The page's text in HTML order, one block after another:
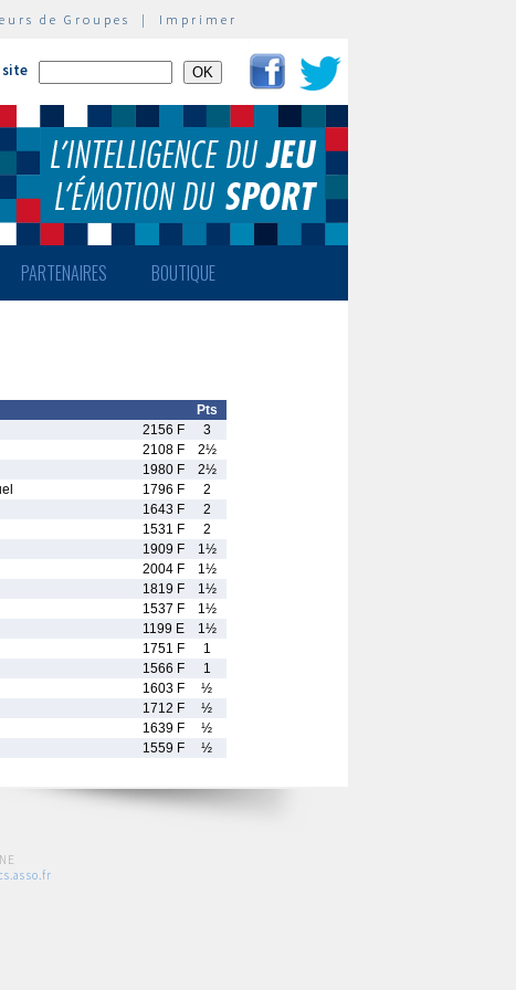
de Groupes | Imprimer
site
PARTENAIRES BOUTIQUE
Pts
2156 F
3
2108 F
2½
1980 F
2½
1796 F
2
1643 F
2
1531 F
2
1909 F
1½
2004 F
1½
1819 F
1½
1537 F
1½
1199 E
1½
1751 F
1
1566 F
1
1603 F
½
1712 F
½
1639 F
½
1559 F ½